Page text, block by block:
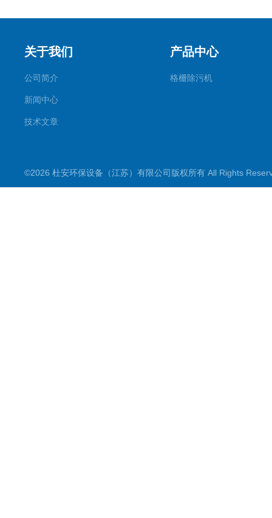
关于我们
公司简介
新闻中心
技术文章
产品中心
格栅除污机
©2026 杜安环保设备（江苏）有限公司版权所有 All Rights